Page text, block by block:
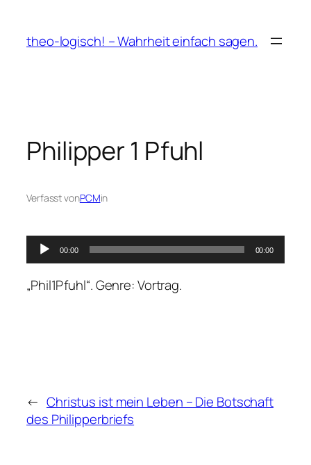
springen
theo-logisch! – Wahrheit einfach sagen.
Philipper 1 Pfuhl
Verfasst vonPCMin
Audio-
Player
00:00 00:00
„Phil1Pfuhl“. Genre: Vortrag.
← Christus ist mein Leben – Die Botschaft
des Philipperbriefs